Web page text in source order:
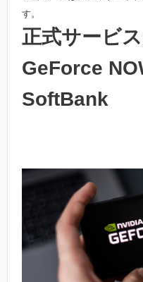
す。
正式サービ
GeForce
SoftBank